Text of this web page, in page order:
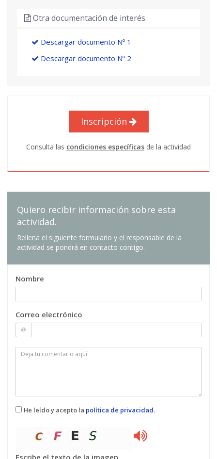
Otra documentación de interés
Descargar documento Nº 1
Descargar documento Nº 2
Inscripción
Consulta las condiciones específicas de la actividad
Quiero recibir información sobre esta
actividad.
Rellena el siguiente formulario y el responsable de la
actividad se pondrá en contacto contigo.
Nombre
Correo electrónico
@
He leído y acepto la política de privacidad.
Escribe el texto de la imagen